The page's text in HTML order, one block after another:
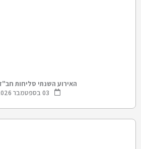
האירוע השנתי סליחות
03 בספטמבר 2026